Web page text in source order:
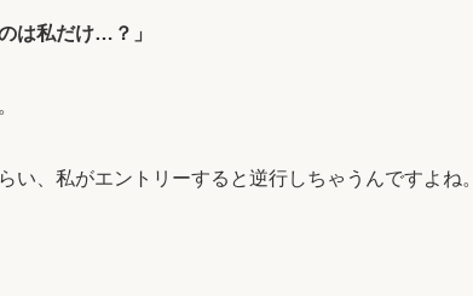
は私だけ…？」
い、私がエントリーすると逆行しちゃうんですよね。